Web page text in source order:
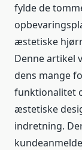
fylde de
æstetiske
Denne artikel
dens mange
funktionalitet
æstetiske
indretning.